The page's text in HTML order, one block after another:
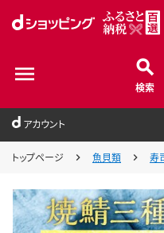
検索
アカウント
トップページ 魚貝類 寿